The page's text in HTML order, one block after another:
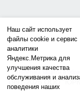
Политика защиты и
1991-2026 ООО
Наш сайт использует
файлы cookie и сервис
аналитики
Яндекс.Метрика для
улучшения качества
обслуживания и
поведения наших